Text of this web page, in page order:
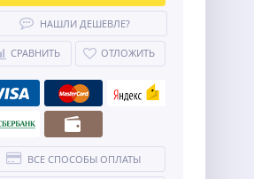
НАШЛИ ДЕШЕВЛЕ?
СРАВНИТЬ ОТЛОЖИТЬ
ВСЕ СПОСОБЫ ОПЛАТЫ